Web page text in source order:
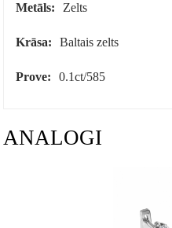
Metāls: Zelts
Krāsa: Baltais zelts
Prove: 0.1ct/585
ANALOGI